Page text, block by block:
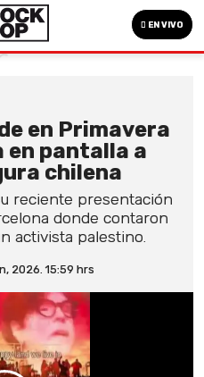
EN VIVO
en Primavera
en pantalla a
chilena
reciente presentación
donde contaron
activista palestino.
2026. 15:59 hrs